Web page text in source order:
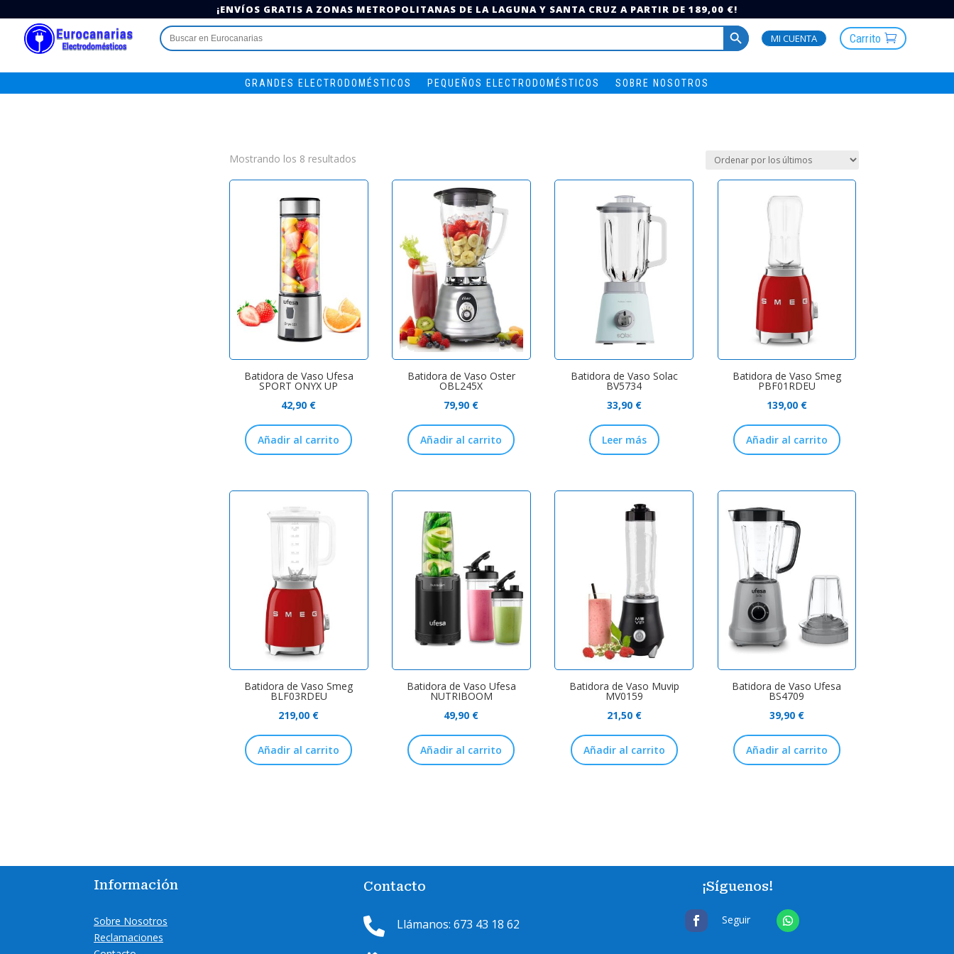
¡ENVÍOS GRATIS A ZONAS METROPOLITANAS DE LA LAGUNA Y SANTA CRUZ A PARTIR DE 189,00 €!
Buscar:
Botón de búsqueda
MI CUENTA
Carrito
GRANDES ELECTRODOMÉSTICOS PEQUEÑOS ELECTRODOMÉSTICOS SOBRE NOSOTROS
Mostrando los 8 resultados
Batidora de Vaso Ufesa
SPORT ONYX UP
42,90 €
Añadir al carrito
Batidora de Vaso Oster
OBL245X
79,90 €
Añadir al carrito
Batidora de Vaso Solac
BV5734
33,90 €
Leer más
Batidora de Vaso Smeg
PBF01RDEU
139,00 €
Añadir al carrito
Batidora de Vaso Smeg
BLF03RDEU
219,00 €
Añadir al carrito
Batidora de Vaso Ufesa
NUTRIBOOM
49,90 €
Añadir al carrito
Batidora de Vaso Muvip
MV0159
21,50 €
Añadir al carrito
Batidora de Vaso Ufesa
BS4709
39,90 €
Añadir al carrito
Información
Sobre Nosotros
Reclamaciones
Contacto
 Llámanos: 673 43 18 62
¡Síguenos!
Seguir